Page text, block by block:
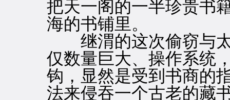
把天一阁的一半珍贵书
海的书铺里。
继渭的这次偷窃与太
仅数量巨大、操作系统
钩，显然是受到书商的
法来侵吞一个古老的藏